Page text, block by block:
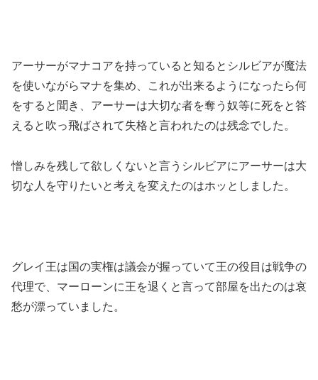
アーサーがマナコアを持っていると知るとシルビアが魔法
を使いながらマナを集め、これが出来るようになったら何
をすると聞き、アーサーは大切な者を奪う奴等に死をと答
えると吹っ飛ばされて失格と言われたのは残念でした。
憎しみを残して欲しくないと言うシルビアにアーサーは大
切な人を守りたいと考えを変えたのはホッとしました。
グレイ王は国の実権は議会が握っていて王の役目は戦争の
代理で、マーローンに王を退くと言って部屋を出たのは哀
愁が漂っていました。